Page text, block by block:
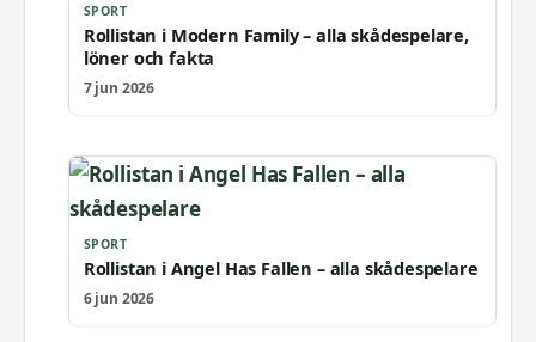
SPORT
Rollistan i Modern Family – alla skådespelare,
löner och fakta
7 jun 2026
SPORT
Rollistan i Angel Has Fallen – alla skådespelare
6 jun 2026